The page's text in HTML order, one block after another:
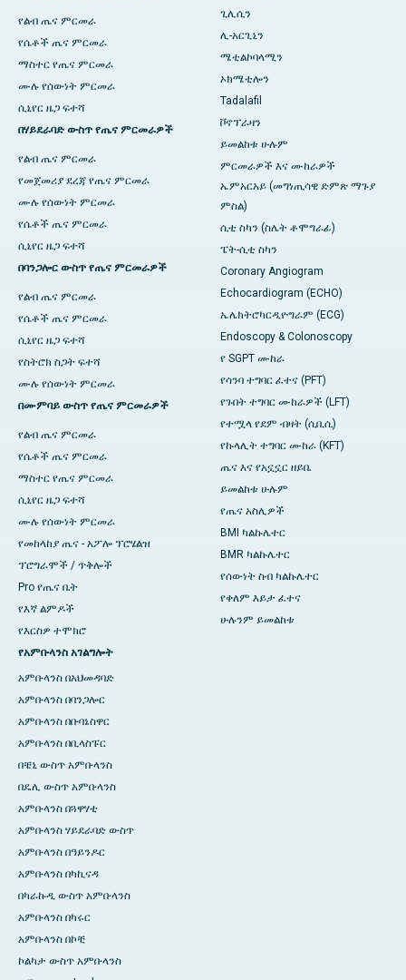
የልብ ጤና ምርመራ
የሴቶች ጤና ምርመራ
ማስተር የጤና ምርመራ
ሙሉ የሰውነት ምርመራ
ሲኒየር ዜጋ ፍተሻ
በሃይደራባድ ውስጥ የጤና ምርመራዎች
የልብ ጤና ምርመራ
የመጀመሪያ ደረጃ የጤና ምርመራ
ሙሉ የሰውነት ምርመራ
የሴቶች ጤና ምርመራ
ሲኒየር ዜጋ ፍተሻ
በባንጋሎር ውስጥ የጤና ምርመራዎች
የልብ ጤና ምርመራ
የሴቶች ጤና ምርመራ
ሲኒየር ዜጋ ፍተሻ
የስትሮክ ስጋት ፍተሻ
ሙሉ የሰውነት ምርመራ
በሙምባይ ውስጥ የጤና ምርመራዎች
የልብ ጤና ምርመራ
የሴቶች ጤና ምርመራ
ማስተር የጤና ምርመራ
ሲኒየር ዜጋ ፍተሻ
ሙሉ የሰውነት ምርመራ
የመከላከያ ጤና - አፖሎ ፕሮሄልዝ
ፕሮግራሞች / ጥቅሎች
Pro የጤና ቤት
የእኛ ልምዶች
የእርስዎ ተሞክሮ
የአምቡላንስ አገልግሎት
አምቡላንስ በአህመዳባድ
አምቡላንስ በባንጋሎር
አምቡላንስ በቡባኔስዋር
አምቡላንስ በቢላስፑር
በቼኒ ውስጥ አምቡላንስ
በዴሊ ውስጥ አምቡላንስ
አምቡላንስ በጓዋሃቲ
አምቡላንስ ሃይደራባድ ውስጥ
አምቡላንስ በዓይንዶር
አምቡላንስ በካኪናዳ
በካራኩዲ ውስጥ አምቡላንስ
አምቡላንስ በካሩር
አምቡላንስ በኮቺ
ኮልካታ ውስጥ አምቡላንስ
ጊሊሲን
ሊ-አርጊኒን
ሜቲልኮባላሚን
ኦክሜቲሎን
Tadalafil
ቮኖፕራዛን
ይመልከቱ ሁሉም
ምርመራዎች እና ሙከራዎች
ኤምአርአይ (መግነጢሳዊ ድምጽ ማጉያ
ምስል)
ሲቲ ስካን (ስሌት ቶሞግራፊ)
ፔት-ሲቲ ስካን
Coronary Angiogram
Echocardiogram (ECHO)
ኤሌክትሮካርዲዮግራም (ECG)
Endoscopy & Colonoscopy
የ SGPT ሙከራ
የሳንባ ተግባር ፈተና (PFT)
የጉበት ተግባር ሙከራዎች (LFT)
የተሟላ የደም ብዛት (ሲቢሲ)
የኩላሊት ተግባር ሙከራ (KFT)
ጤና እና የአኗኗር ዘይቤ
ይመልከቱ ሁሉም
የጤና አስሊዎች
BMI ካልኩሌተር
BMR ካልኩሌተር
የሰውነት ስብ ካልኩሌተር
የቀለም እይታ ፈተና
ሁሉንም ይመልከቱ